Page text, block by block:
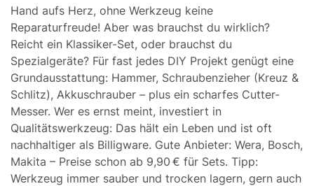
Hand aufs Herz, ohne Werkzeug keine
Reparaturfreude! Aber was brauchst du wirklich?
Reicht ein Klassiker-Set, oder brauchst du
Spezialgeräte? Für fast jedes DIY Projekt genügt eine
Grundausstattung: Hammer, Schraubenzieher (Kreuz &
Schlitz), Akkuschrauber – plus ein scharfes Cutter-
Messer. Wer es ernst meint, investiert in
Qualitätswerkzeug: Das hält ein Leben und ist oft
nachhaltiger als Billigware. Gute Anbieter: Wera, Bosch,
Makita – Preise schon ab 9,90 € für Sets. Tipp:
Werkzeug immer sauber und trocken lagern, gern auch